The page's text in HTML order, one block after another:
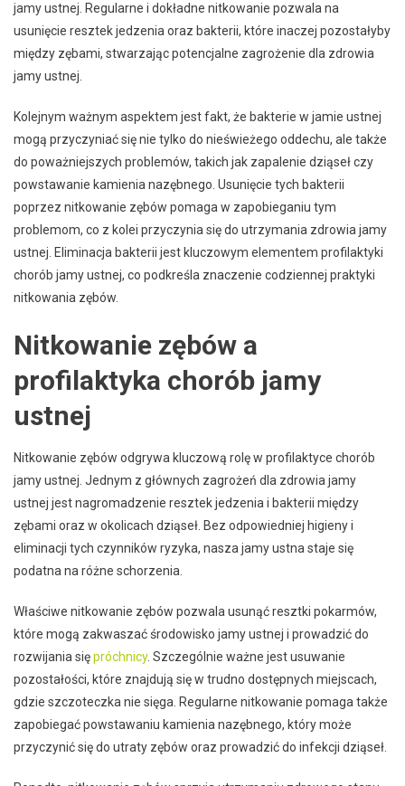
jamy ustnej. Regularne i dokładne nitkowanie pozwala na
usunięcie resztek jedzenia oraz bakterii, które inaczej pozostałyby
między zębami, stwarzając potencjalne zagrożenie dla zdrowia
jamy ustnej.
Kolejnym ważnym aspektem jest fakt, że bakterie w jamie ustnej
mogą przyczyniać się nie tylko do nieświeżego oddechu, ale także
do poważniejszych problemów, takich jak zapalenie dziąseł czy
powstawanie kamienia nazębnego. Usunięcie tych bakterii
poprzez nitkowanie zębów pomaga w zapobieganiu tym
problemom, co z kolei przyczynia się do utrzymania zdrowia jamy
ustnej. Eliminacja bakterii jest kluczowym elementem profilaktyki
chorób jamy ustnej, co podkreśla znaczenie codziennej praktyki
nitkowania zębów.
Nitkowanie zębów a
profilaktyka chorób jamy
ustnej
Nitkowanie zębów odgrywa kluczową rolę w profilaktyce chorób
jamy ustnej. Jednym z głównych zagrożeń dla zdrowia jamy
ustnej jest nagromadzenie resztek jedzenia i bakterii między
zębami oraz w okolicach dziąseł. Bez odpowiedniej higieny i
eliminacji tych czynników ryzyka, nasza jamy ustna staje się
podatna na różne schorzenia.
Właściwe nitkowanie zębów pozwala usunąć resztki pokarmów,
które mogą zakwaszać środowisko jamy ustnej i prowadzić do
rozwijania siępróchnicy. Szczególnie ważne jest usuwanie
pozostałości, które znajdują się w trudno dostępnych miejscach,
gdzie szczoteczka nie sięga. Regularne nitkowanie pomaga także
zapobiegać powstawaniu kamienia nazębnego, który może
przyczynić się do utraty zębów oraz prowadzić do infekcji dziąseł.